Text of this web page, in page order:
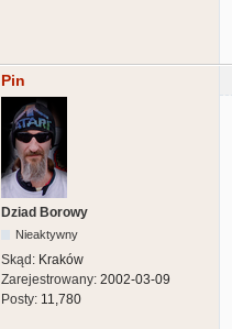
Pin
Dziad Borowy
Nieaktywny
Skąd: Kraków
Zarejestrowany: 2002-03-09
Posty: 11,780